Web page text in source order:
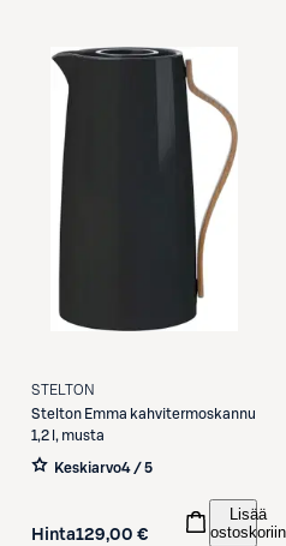
STELTON
Stelton Emma kahvitermoskannu
1,2 l, musta
Keskiarvo4 / 5
Hinta129,00 €
Lisää
ostoskoriin